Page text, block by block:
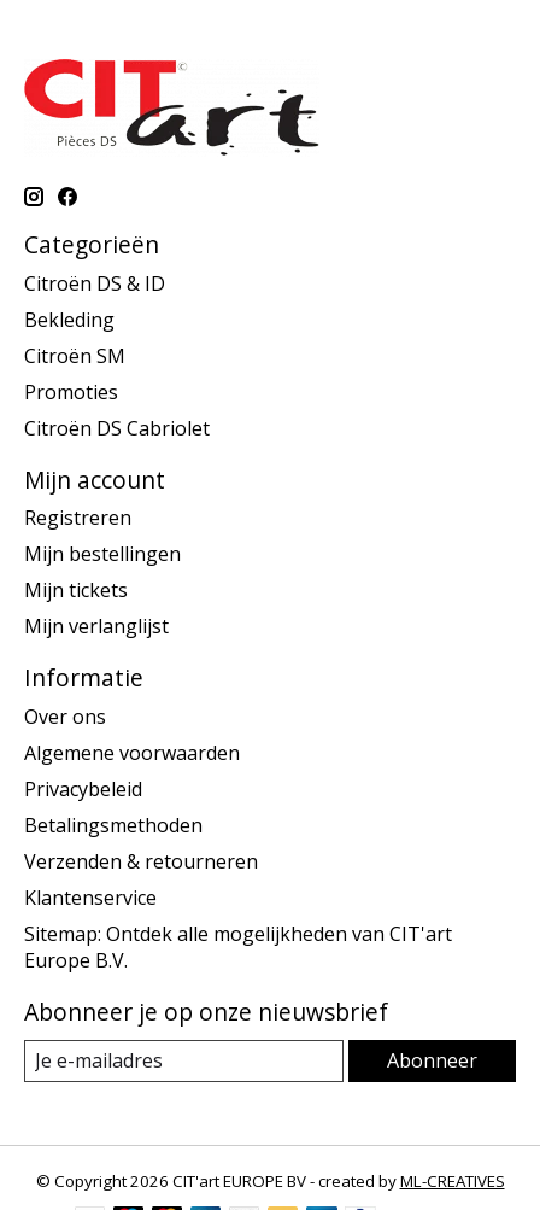
Categorieën
Citroën DS & ID
Bekleding
Citroën SM
Promoties
Citroën DS Cabriolet
Mijn account
Registreren
Mijn bestellingen
Mijn tickets
Mijn verlanglijst
Informatie
Over ons
Algemene voorwaarden
Privacybeleid
Betalingsmethoden
Verzenden & retourneren
Klantenservice
Sitemap: Ontdek alle mogelijkheden van CIT'art
Europe B.V.
Abonneer je op onze nieuwsbrief
Abonneer
© Copyright 2026 CIT'art EUROPE BV - created byML-CREATIVES